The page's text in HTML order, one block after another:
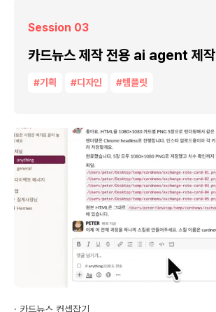
Session 03
카드뉴스 제작 전용 ai agent 제작
#기획 #디자인 #템플릿
· 카드뉴스 컨셉잡기